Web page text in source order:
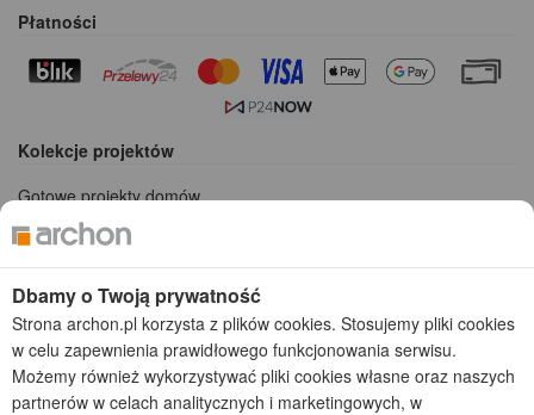
Płatności
Kolekcje projektów
Gotowe projekty domów
Projekty domów tanich w budowie
Projekty domów szeregowych
Projekty małych domów (do 150 m2)
Projekty domów wielorodzinnych
Projekty domów bliźniaczych
Projekty domów nowoczesnych
Projekty domów parterowych
Dbamy o Twoją prywatność
Strona archon.pl korzysta z plików cookies. Stosujemy pliki cookies
w celu zapewnienia prawidłowego funkcjonowania serwisu.
Możemy również wykorzystywać pliki cookies własne oraz naszych
partnerów w celach analitycznych i marketingowych, w